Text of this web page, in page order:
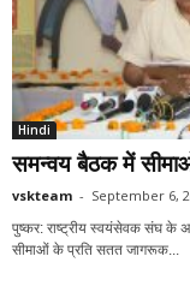
Hindi
समन्वय बैठक में
vskteam - September 6,
पुष्कर: राष्ट्रीय स्वयंसेवक संघ के
सीमाओं के प्रति सतत जागरूक...